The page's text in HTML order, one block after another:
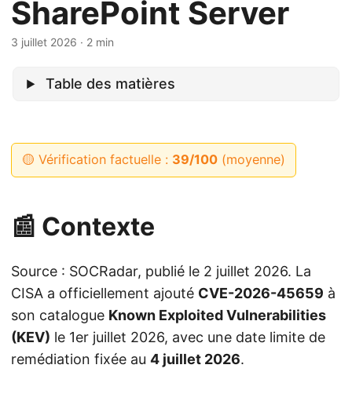
SharePoint Server
3 juillet 2026 · 2 min
Table des matières
🟡 Vérification factuelle : 39/100(moyenne)
📰 Contexte
Source : SOCRadar, publié le 2 juillet 2026. La
CISA a officiellement ajouté CVE-2026-45659 à
son catalogue Known Exploited Vulnerabilities
(KEV) le 1er juillet 2026, avec une date limite de
remédiation fixée au 4 juillet 2026.